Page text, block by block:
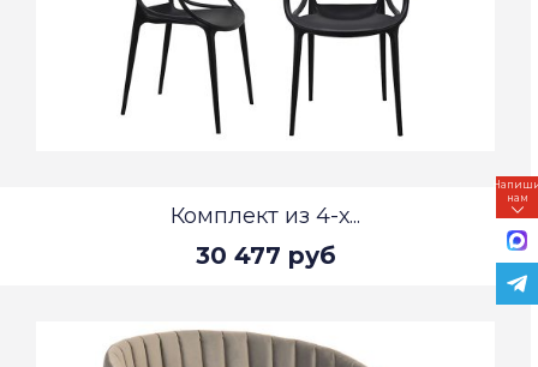
Комплект из 4-х...
30 477 руб
нам